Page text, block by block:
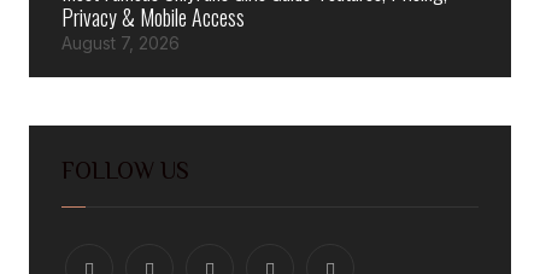
Privacy & Mobile Access
August 7, 2026
FOLLOW US